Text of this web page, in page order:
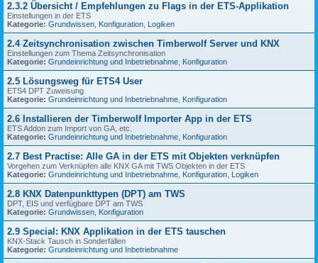
2.3.2 Übersicht / Empfehlungen zu Flags in der ETS-Applikation
Einstellungen in der ETS
Kategorie: Grundwissen Konfiguration Logiken
2.4 Zeitsynchronisation zwischen Timberwolf Server und KNX
Einstellungen zum Thema Zeitsynchronisation
Kategorie: Grundeinrichtung und Inbetriebnahme Konfiguration
2.5 Lösungsweg für ETS4 User
ETS4 DPT Zuweisung
Kategorie: Grundeinrichtung und Inbetriebnahme Konfiguration
2.6 Installieren der Timberwolf Importer App in der ETS
ETS Addon zum Import von GA, etc.
Kategorie: Grundeinrichtung und Inbetriebnahme Konfiguration
2.7 Best Practise: Alle GA in der ETS mit Objekten verknüpfen
Vorgehen zum Verknüpfen alle KNX GA mit TWS Objekten in der ETS
Kategorie: Grundeinrichtung und Inbetriebnahme Konfiguration Logiken
2.8 KNX Datenpunkttypen (DPT) am TWS
DPT, EIS und verfügbare DPT am TWS
Kategorie: Grundwissen Konfiguration
2.9 Special: KNX Applikation in der ETS tauschen
KNX-Stack Tausch in Sonderfällen
Kategorie: Grundeinrichtung und Inbetriebnahme